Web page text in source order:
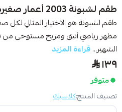
طقم لشبونة 2003 أعمار صغيرة
طقم لشبونة هو الاختيار المثالي
مظهر رياضي أنيق ومريح مستوحى من
الشهير...قراءة المزيد
١٣٩
متوفر
تصنيف المنتج:كلاسيك